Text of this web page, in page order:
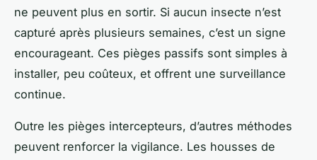
ne peuvent plus en sortir. Si aucun insecte n’est
capturé après plusieurs semaines, c’est un signe
encourageant. Ces pièges passifs sont simples à
installer, peu coûteux, et offrent une surveillance
continue.
Outre les pièges intercepteurs, d’autres méthodes
peuvent renforcer la vigilance. Les housses de